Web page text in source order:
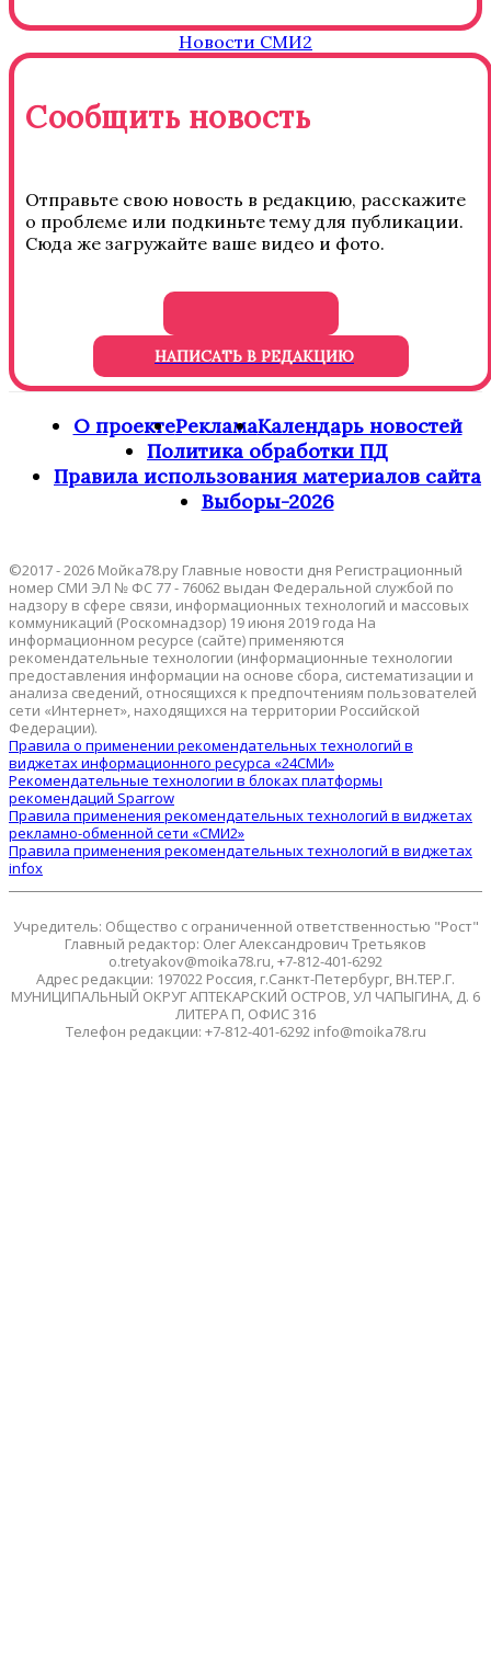
Новости СМИ2
Сообщить новость
Отправьте свою новость в редакцию, расскажите
о проблеме или подкиньте тему для публикации.
Сюда же загружайте ваше видео и фото.
НАПИСАТЬ В РЕДАКЦИЮ
О проектеРекламаКалендарь новостей
Политика обработки ПД
Правила использования материалов сайта
Выборы-2026
©2017 - 2026 Мойка78.ру Главные новости дня Регистрационный
номер СМИ ЭЛ № ФС 77 - 76062 выдан Федеральной службой по
надзору в сфере связи, информационных технологий и массовых
коммуникаций (Роскомнадзор) 19 июня 2019 года На
информационном ресурсе (сайте) применяются
рекомендательные технологии (информационные технологии
предоставления информации на основе сбора, систематизации и
анализа сведений, относящихся к предпочтениям пользователей
сети «Интернет», находящихся на территории Российской
Федерации).
Правила о применении рекомендательных технологий в
виджетах информационного ресурса «24СМИ»
Рекомендательные технологии в блоках платформы
рекомендаций Sparrow
Правила применения рекомендательных технологий в виджетах
рекламно-обменной сети «СМИ2»
Правила применения рекомендательных технологий в виджетах
infox
Учредитель: Общество с ограниченной ответственностью "Рост"
Главный редактор: Олег Александрович Третьяков
o.tretyakov@moika78.ru, +7-812-401-6292
Адрес редакции: 197022 Россия, г.Санкт-Петербург, ВН.ТЕР.Г.
МУНИЦИПАЛЬНЫЙ ОКРУГ АПТЕКАРСКИЙ ОСТРОВ, УЛ ЧАПЫГИНА, Д. 6
ЛИТЕРА П, ОФИС 316
Телефон редакции: +7-812-401-6292 info@moika78.ru